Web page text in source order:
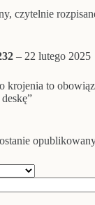
czytelnie
– 22 lutego 2025
krojenia to